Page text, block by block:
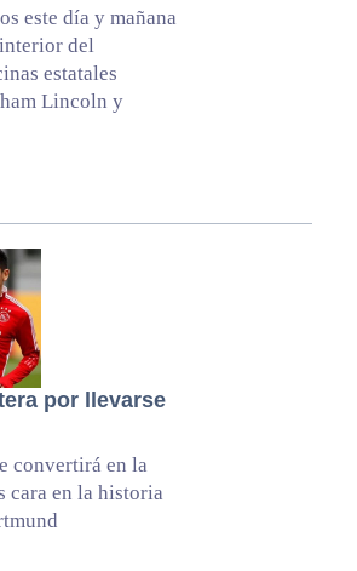
este día y mañana
del
estatales
Lincoln y
por llevarse
convertirá en la
cara en la historia